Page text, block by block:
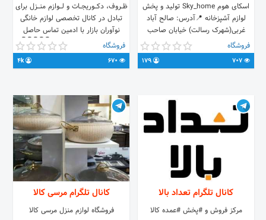
اسکای هوم Sky_home تولید و پخش
لوازم آشپزخانه 📍آدرس: صالح آباد
غربی(شهرک رسالت) خیابان صاحب
الزمان پلاک ۸۳ ارتباط با ما :
☎️021_55517484 📞 09195635382
09109019133 ادمین: @Sky_Homee
فروشگاه
ظـــروف، دكــــوريجـــات و لــــوازم منــــزل براى
تبادل در كانال تخصصى لوازم خانگى
نوآوران بازار با ادمين تماس حاصل
فرماييد. 02155357708 👇👇👇👇👇
@Bivaseteha 👆👆👆👆👆
www.instagram.com/noavaranbazar
فروشگاه
4k
کانال تلگرام تعداد بالا
مرکز فروش و #پخش #عمده کالا
کانال تلگرام مرسی کالا
فروشگاه لوازم منزل مرسی کالا